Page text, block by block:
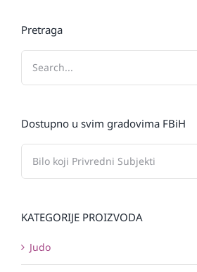
Pretraga
Dostupno u svim gradovima FBiH
KATEGORIJE PROIZVODA
Judo